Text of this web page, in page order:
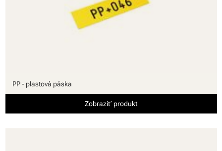
PP - plastová páska
Zobraziť produkt